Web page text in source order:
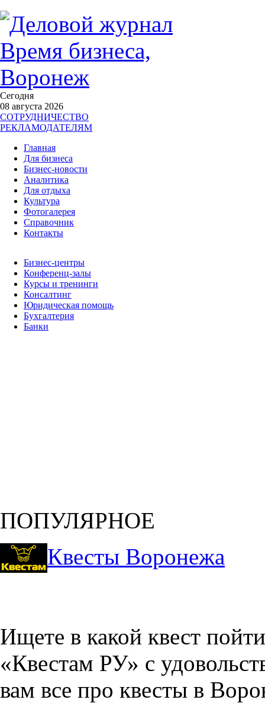
Сегодня
08 августа 2026
СОТРУДНИЧЕСТВО
РЕКЛАМОДАТЕЛЯМ
Главная
Для бизнеса
Бизнес-новости
Аналитика
Для отдыха
Культура
Фотогалерея
Справочник
Контакты
Бизнес-центры
Конференц-залы
Курсы и тренинги
Консалтинг
Юридическая помощь
Бухгалтерия
Банки
ПОПУЛЯРНОЕ
Квесты Воронежа
Ищете в какой квест
«Квестам РУ» с
вам все про квесты в